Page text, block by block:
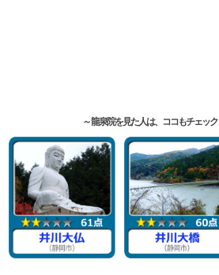
龍泉院を見た人は、ココもチェック